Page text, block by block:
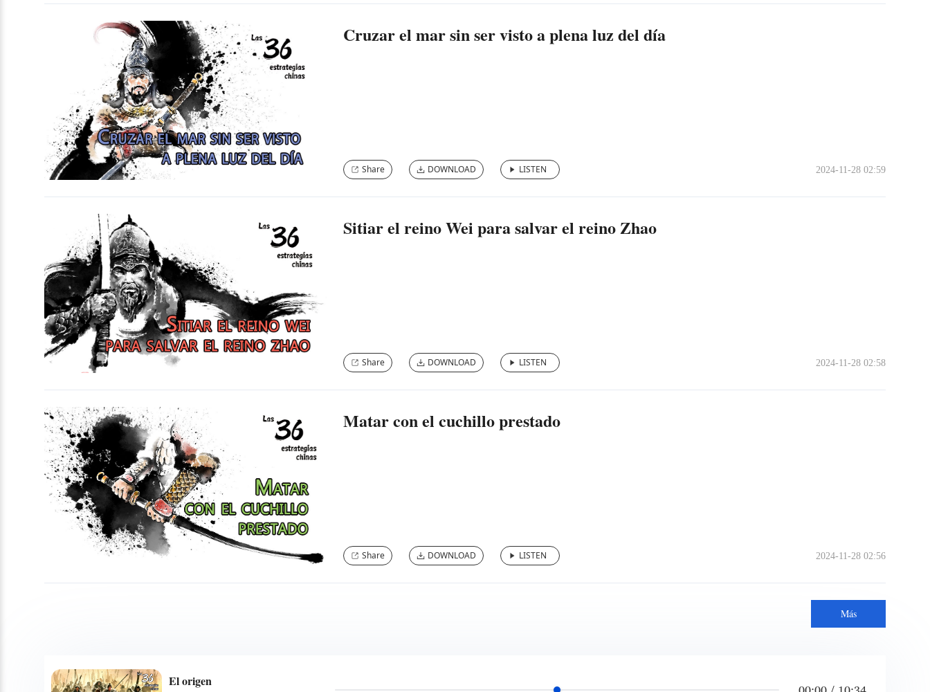
Cruzar el mar sin ser visto a plena luz del día
2024-11-28 02:59
Share DOWNLOAD LISTEN
Sitiar el reino Wei para salvar el reino Zhao
2024-11-28 02:58
Share DOWNLOAD LISTEN
Matar con el cuchillo prestado
2024-11-28 02:56
Share DOWNLOAD LISTEN
Más
El origen